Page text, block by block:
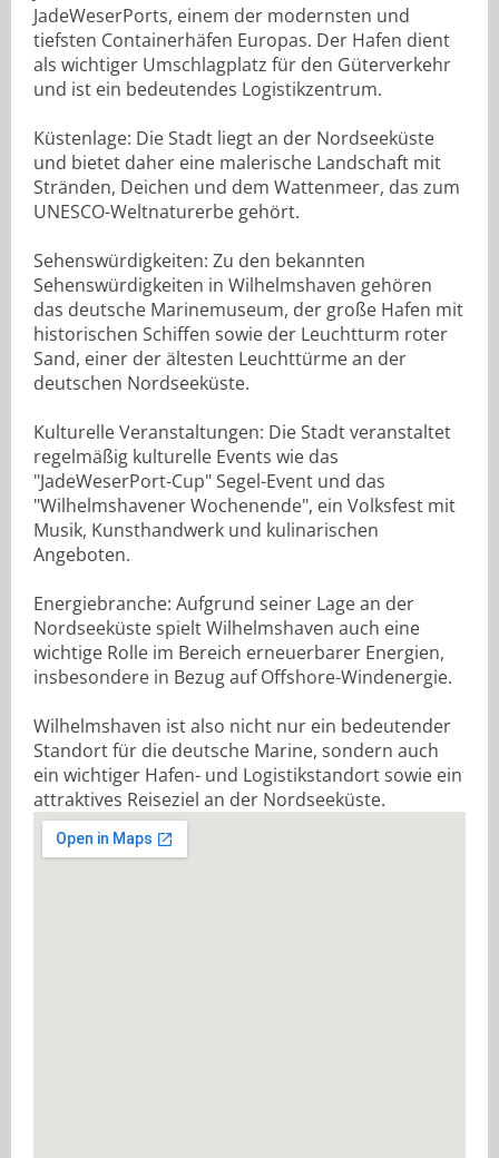
JadeWeserPorts, einem der modernsten und
tiefsten Containerhäfen Europas. Der Hafen dient
als wichtiger Umschlagplatz für den Güterverkehr
und ist ein bedeutendes Logistikzentrum.
Küstenlage: Die Stadt liegt an der Nordseeküste
und bietet daher eine malerische Landschaft mit
Stränden, Deichen und dem Wattenmeer, das zum
UNESCO-Weltnaturerbe gehört.
Sehenswürdigkeiten: Zu den bekannten
Sehenswürdigkeiten in Wilhelmshaven gehören
das deutsche Marinemuseum, der große Hafen mit
historischen Schiffen sowie der Leuchtturm roter
Sand, einer der ältesten Leuchttürme an der
deutschen Nordseeküste.
Kulturelle Veranstaltungen: Die Stadt veranstaltet
regelmäßig kulturelle Events wie das
"JadeWeserPort-Cup" Segel-Event und das
"Wilhelmshavener Wochenende", ein Volksfest mit
Musik, Kunsthandwerk und kulinarischen
Angeboten.
Energiebranche: Aufgrund seiner Lage an der
Nordseeküste spielt Wilhelmshaven auch eine
wichtige Rolle im Bereich erneuerbarer Energien,
insbesondere in Bezug auf Offshore-Windenergie.
Wilhelmshaven ist also nicht nur ein bedeutender
Standort für die deutsche Marine, sondern auch
ein wichtiger Hafen- und Logistikstandort sowie ein
attraktives Reiseziel an der Nordseeküste.